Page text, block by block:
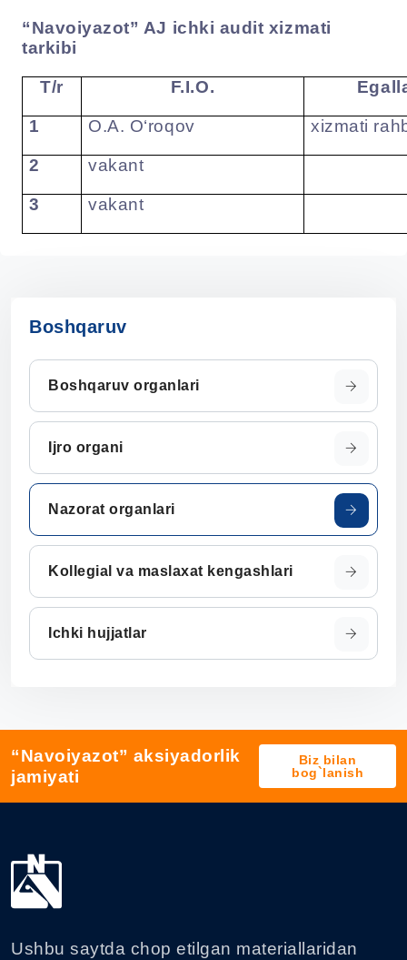
“Navoiyazot” AJ ichki audit xizmati
tarkibi
T/r F.I.O.
1 O.A. O‘roqov xizmati
2 vakant
3 vakant
Boshqaruv
Boshqaruv organlari
Ijro organi
Nazorat organlari
Kollegial va maslaxat kengashlari
Ichki hujjatlar
“Navoiyazot” aksiyadorlik
jamiyati
Biz bilan
bog`lanish
Ushbu saytda chop etilgan materiallaridan